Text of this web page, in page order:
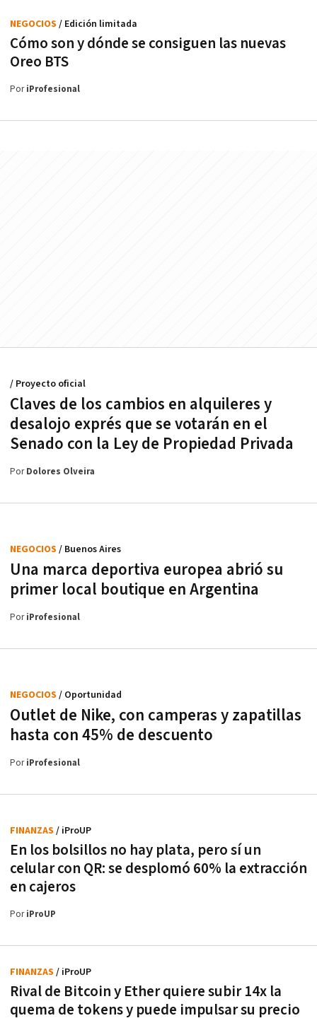
Cómo son y dónde se consiguen las nuevas
Oreo BTS
NEGOCIOS / Edición limitada
PoriProfesional
Claves de los cambios en alquileres y
desalojo exprés que se votarán en el
Senado con la Ley de Propiedad Privada
/ Proyecto oficial
PorDolores Olveira
Una marca deportiva europea abrió su
primer local boutique en Argentina
NEGOCIOS / Buenos Aires
PoriProfesional
Outlet de Nike, con camperas y zapatillas
hasta con 45% de descuento
NEGOCIOS / Oportunidad
PoriProfesional
En los bolsillos no hay plata, pero sí un
celular con QR: se desplomó 60% la extracción
en cajeros
FINANZAS / iProUP
PoriProUP
Rival de Bitcoin y Ether quiere subir 14x la
quema de tokens y puede impulsar su precio
FINANZAS / iProUP